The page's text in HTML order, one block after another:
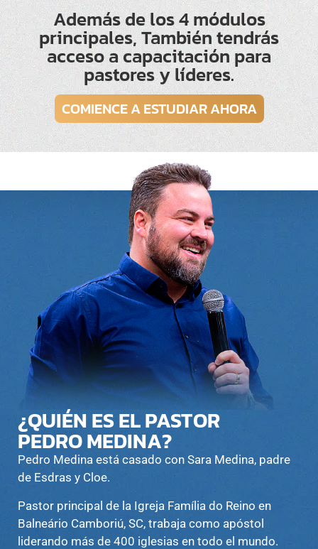
Además de los 4 módulos
principales, También tendrás
acceso a capacitación para
pastores y líderes.
COMIENCE A ESTUDIAR AHORA
¿QUIÉN ES EL PASTOR
PEDRO MEDINA?
Pedro Medina está casado con Sara Medina, padre
de Esdras y Cloe.
Pastor principal de la Igreja Família do Reino en
Balneário Camboriú, SC, trabaja como apóstol
liderando más de 400 iglesias en todo el mundo.